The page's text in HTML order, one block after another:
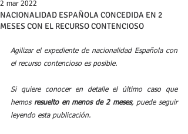
NACIONALIDAD ESPAÑOLA CONCEDIDA EN 2
MESES CON EL RECURSO CONTENCIOSO
2 mar 2022
Agilizar el expediente de nacionalidad Española con
el recurso contencioso es posible.
Si quiere conocer en detalle el último caso que
hemos resuelto en menos de 2 meses, puede seguir
leyendo esta publicación.